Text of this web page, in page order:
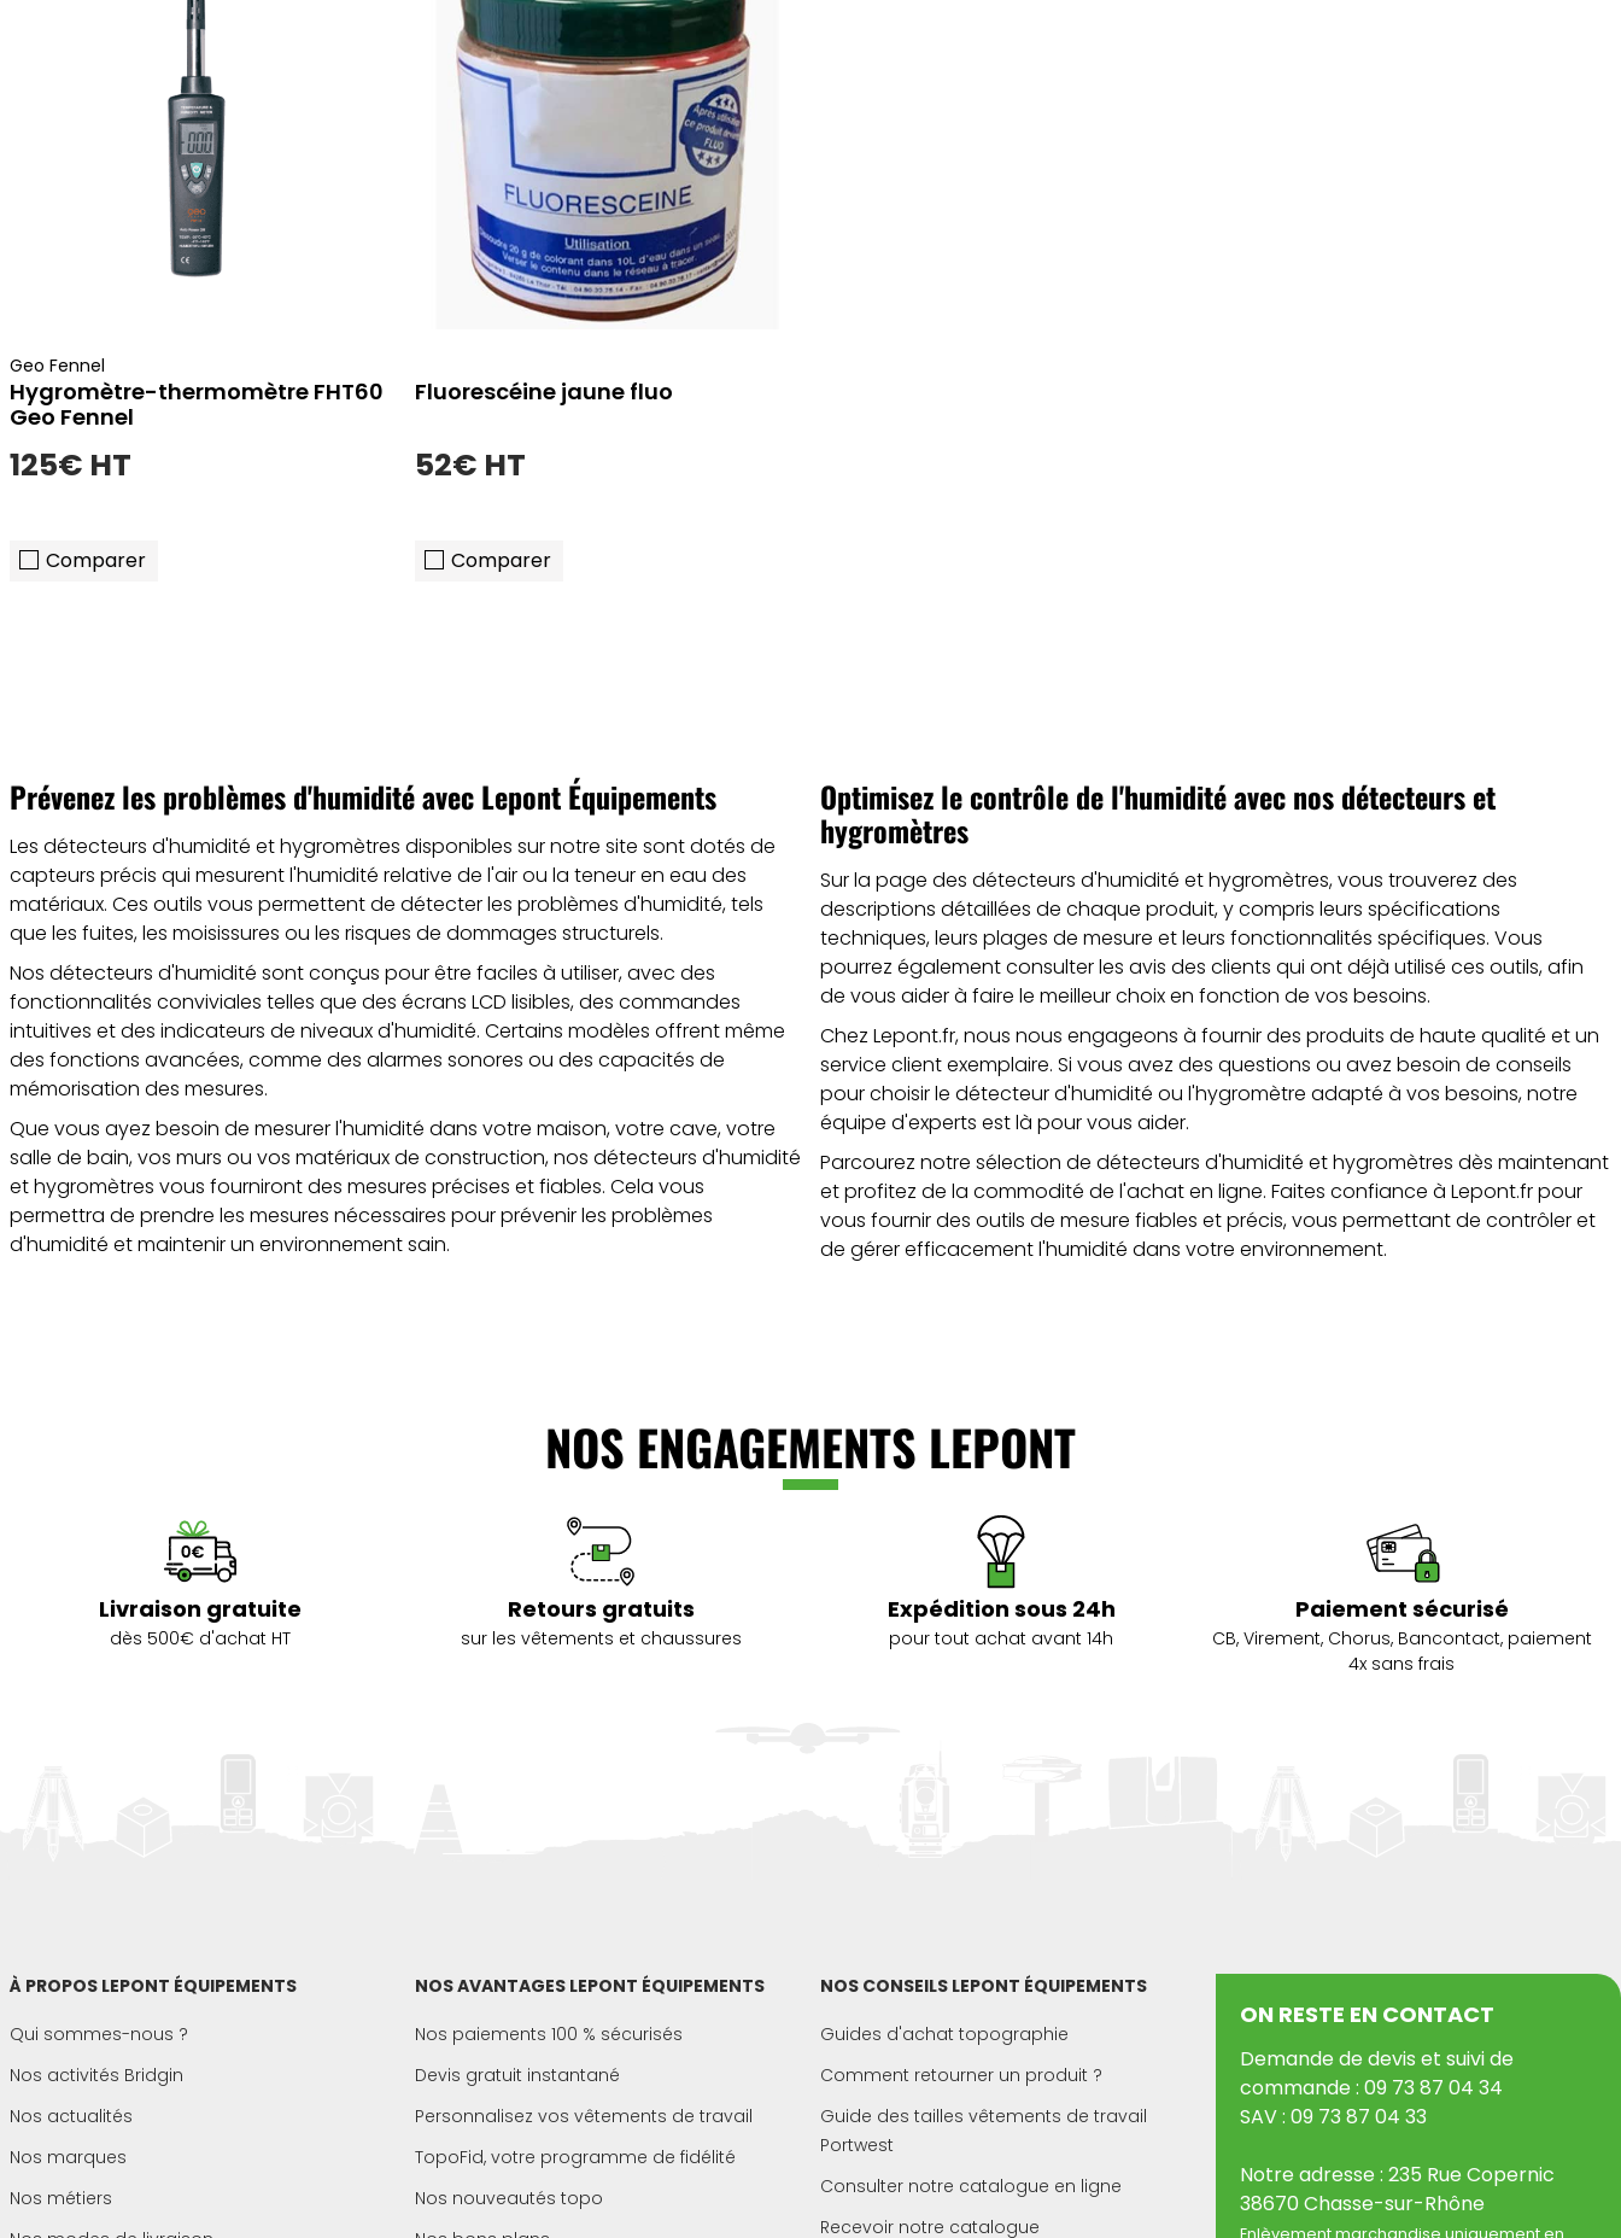
Geo Fennel
Hygromètre-thermomètre FHT60
Geo Fennel
125€ HT
Comparer
Fluorescéine jaune fluo
52€ HT
Comparer
Prévenez les problèmes d'humidité avec Lepont Équipements
Les détecteurs d'humidité et hygromètres disponibles sur notre site sont dotés de
capteurs précis qui mesurent l'humidité relative de l'air ou la teneur en eau des
matériaux. Ces outils vous permettent de détecter les problèmes d'humidité, tels
que les fuites, les moisissures ou les risques de dommages structurels.
Nos détecteurs d'humidité sont conçus pour être faciles à utiliser, avec des
fonctionnalités conviviales telles que des écrans LCD lisibles, des commandes
intuitives et des indicateurs de niveaux d'humidité. Certains modèles offrent même
des fonctions avancées, comme des alarmes sonores ou des capacités de
mémorisation des mesures.
Que vous ayez besoin de mesurer l'humidité dans votre maison, votre cave, votre
salle de bain, vos murs ou vos matériaux de construction, nos détecteurs d'humidité
et hygromètres vous fourniront des mesures précises et fiables. Cela vous
permettra de prendre les mesures nécessaires pour prévenir les problèmes
d'humidité et maintenir un environnement sain.
Optimisez le contrôle de l'humidité avec nos détecteurs et
hygromètres
Sur la page des détecteurs d'humidité et hygromètres, vous trouverez des
descriptions détaillées de chaque produit, y compris leurs spécifications
techniques, leurs plages de mesure et leurs fonctionnalités spécifiques. Vous
pourrez également consulter les avis des clients qui ont déjà utilisé ces outils, afin
de vous aider à faire le meilleur choix en fonction de vos besoins.
Chez Lepont.fr, nous nous engageons à fournir des produits de haute qualité et un
service client exemplaire. Si vous avez des questions ou avez besoin de conseils
pour choisir le détecteur d'humidité ou l'hygromètre adapté à vos besoins, notre
équipe d'experts est là pour vous aider.
Parcourez notre sélection de détecteurs d'humidité et hygromètres dès maintenant
et profitez de la commodité de l'achat en ligne. Faites confiance à Lepont.fr pour
vous fournir des outils de mesure fiables et précis, vous permettant de contrôler et
de gérer efficacement l'humidité dans votre environnement.
NOS ENGAGEMENTS LEPONT
Livraison gratuite
dès 500€ d'achat HT
Retours gratuits
sur les vêtements et chaussures
Expédition sous 24h
pour tout achat avant 14h
Paiement sécurisé
CB, Virement, Chorus, Bancontact, paiement
4x sans frais
À PROPOS LEPONT ÉQUIPEMENTS
Qui sommes-nous ?
Nos activités Bridgin
Nos actualités
Nos marques
Nos métiers
NOS AVANTAGES LEPONT ÉQUIPEMENTS
Nos paiements 100 % sécurisés
Devis gratuit instantané
Personnalisez vos vêtements de travail
TopoFid, votre programme de fidélité
Nos nouveautés topo
NOS CONSEILS LEPONT ÉQUIPEMENTS
Guides d'achat topographie
Comment retourner un produit ?
Guide des tailles vêtements de travail
Portwest
Consulter notre catalogue en ligne
Recevoir notre catalogue
ON RESTE EN CONTACT
Demande de devis et suivi de
commande : 09 73 87 04 34
SAV : 09 73 87 04 33
Notre adresse : 235 Rue Copernic
38670 Chasse-sur-Rhône